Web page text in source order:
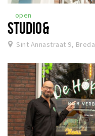
open
STUDIO&
Sint Annastraat 9, Breda